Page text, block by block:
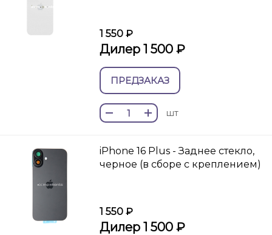
1 550 ₽
Дилер 1 500 ₽
ПРЕДЗАКАЗ
шт
iPhone 16 Plus - Заднее стекло,
черное (в сборе с креплением)
1 550 ₽
Дилер 1 500 ₽